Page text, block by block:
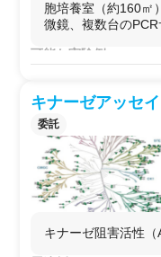
フト 完備のラボを
・ケミカルバイオロ
社内に有機合成
携で専門知見も得
得したい研究者が、
ない
・委託ではなく自ら
を社内に蓄積した
込みの環境を探し
胞培養室（約160㎡
微鏡、複数台の
可能な実験例
哺
PCR・qPCR・遺伝
蛍光顕微鏡
ウェスタンブロッ
核酸 （ DNA・RNA
パルスフィールド電
血球計数・動物検体
微生物実験（BSL1
・自社にバイオ実験
キナーゼアッセイ
委託
キナーゼ阻害活性